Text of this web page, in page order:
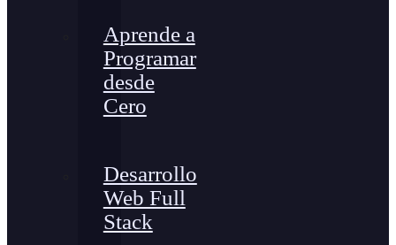
Aprende a
Programar
desde
Cero
Desarrollo
Web Full
Stack